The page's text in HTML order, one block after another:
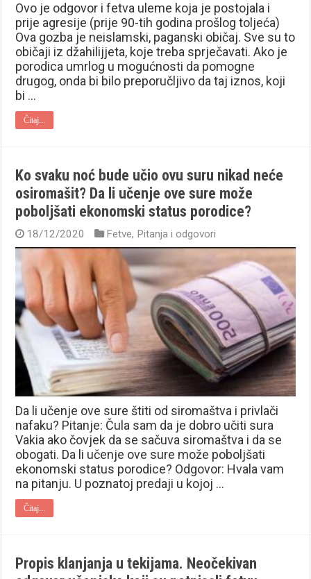
Ovo je odgovor i fetva uleme koja je postojala i
prije agresije (prije 90-tih godina prošlog toljeća)
Ova gozba je neislamski, paganski običaj. Sve su to
običaji iz džahilijjeta, koje treba sprječavati. Ako je
porodica umrlog u mogućnosti da pomogne
drugog, onda bi bilo preporučljivo da taj iznos, koji
bi …
Čitaj...
Ko svaku noć bude učio ovu suru nikad neće
osiromašit? Da li učenje ove sure može
poboljšati ekonomski status porodice?
18/12/2020 Fetve, Pitanja i odgovori
Da li učenje ove sure štiti od siromaštva i privlači
nafaku? Pitanje: Čula sam da je dobro učiti sura
Vakia ako čovjek da se sačuva siromaštva i da se
obogati. Da li učenje ove sure može poboljšati
ekonomski status porodice? Odgovor: Hvala vam
na pitanju. U poznatoj predaji u kojoj …
Čitaj...
Propis klanjanja u tekijama. Neočekivan